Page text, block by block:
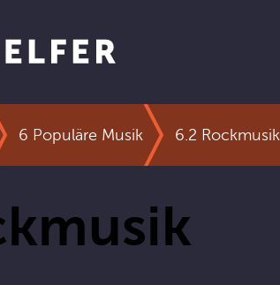
6 Populäre Musik 6.2 Rockmusik